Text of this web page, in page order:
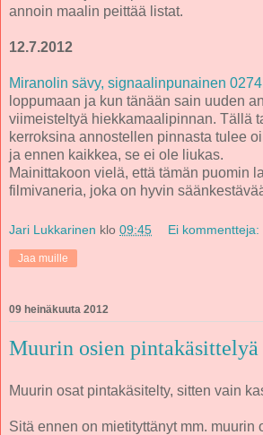
annoin maalin peittää listat.
12.7.2012
Miranolin sävy, signaalinpunainen 0274
loppumaan ja kun tänään sain uuden
viimeisteltyä hiekkamaalipinnan. Tällä
kerroksina annostellen pinnasta tulee
ja ennen kaikkea, se ei ole liukas.
Mainittakoon vielä, että tämän puomin
filmivaneria, joka on hyvin
Jari Lukkarinen klo 09:45 Ei kommentteja:
Jaa muille
09 heinäkuuta 2012
Muurin osien pintakäsittelyä
Muurin osat pintakäsitelty, sitten vain
Sitä ennen on mietityttänyt mm. muurin